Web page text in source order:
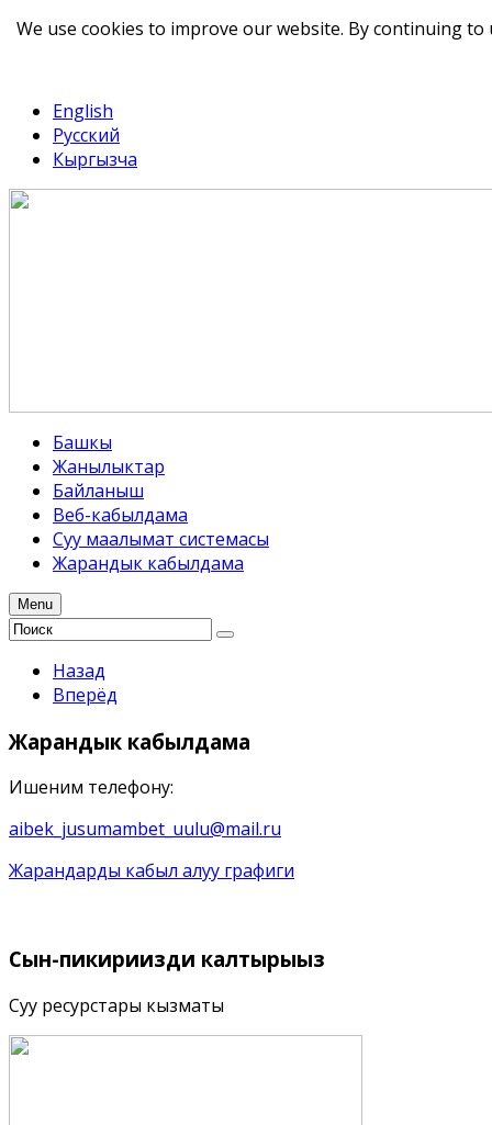
English
Русский
Кыргызча
Башкы
Жанылыктар
Байланыш
Веб-кабылдама
Суу маалымат системасы
Жарандык кабылдама
Menu
Назад
Вперёд
Жарандык кабылдама
Ишеним телефону:
aibek_jusumambet_uulu@mail.ru
Жарандарды кабыл алуу графиги
Сын-пикириңизди калтырыңыз
Суу ресурстары кызматы
We use cookies to improve our website. By continuing